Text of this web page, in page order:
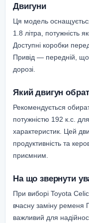
Двигуни
Ця модель
1.8 літра, потужність
Доступні коробки
Привід — передній, що
дорозі.
Який двигун
Рекомендується
потужністю 192 к.с.
характеристик. Цей
продуктивність та
приємним.
На що звернути
При виборі Toyota
вчасну заміну ременя
важливий для